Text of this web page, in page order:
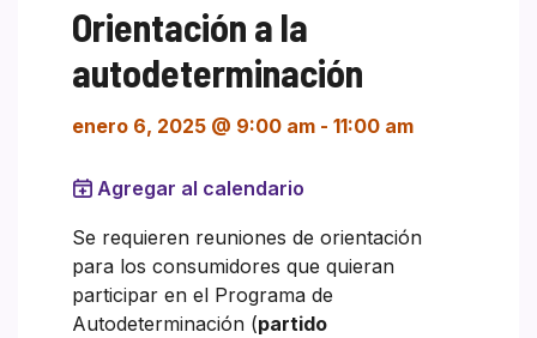
Orientación a la
autodeterminación
enero 6, 2025 @ 9:00 am - 11:00 am
Agregar al calendario
Se requieren reuniones de orientación
para los consumidores que quieran
participar en el Programa de
Autodeterminación (partido